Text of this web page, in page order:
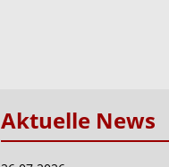
Aktuelle News